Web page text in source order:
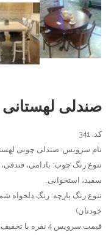
صندلی لهستانی
کد: 341
نام سرویس: صندلی چوبی
تنوع رنگ چوب: بادامی،
سفید، استخوانی.
تنوع رنگ پارچه: رنگ دلخواه
خودتان)